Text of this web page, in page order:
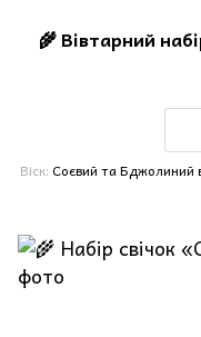
🌾 Вівтарний
Віск Соєвий та Бджолиний